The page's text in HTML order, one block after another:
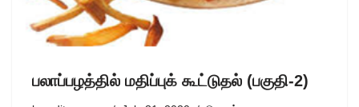
பலாப்பழத்தில் மதிப்புக் கூட்டுதல் (பகுதி-2)